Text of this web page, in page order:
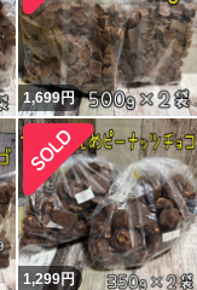
1,699円
1,299円